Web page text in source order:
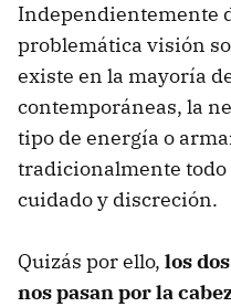
Independientemente
problemática visión
existe en la mayoría
contemporáneas, la
tipo de energía o
tradicionalmente
cuidado y discreción.
Quizás por ello, los
nos pasan por la